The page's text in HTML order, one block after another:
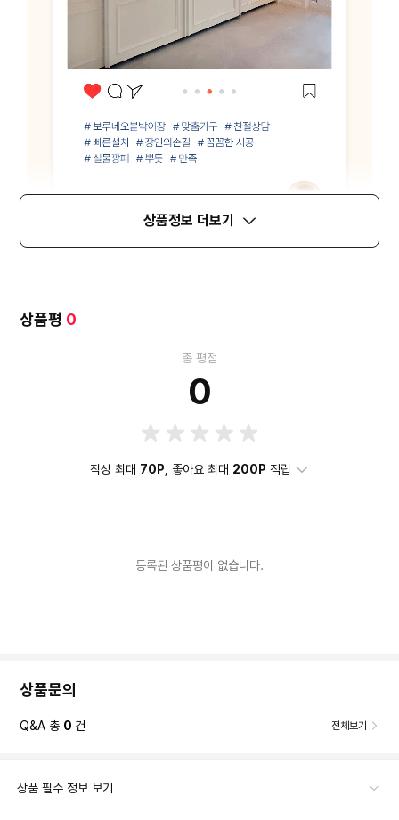
상품정보 더보기
상품평 0
총 평점
0
작성 최대 70P , 좋아요 최대 200P 적립
등록된 상품평이 없습니다.
상품문의
Q&A 총 0 건 전체보기
상품 필수 정보 보기